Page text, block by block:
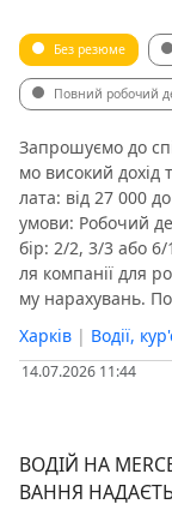
Без резюме
Повний робочий
​Запрошуємо до
мо високий дохід
лата: від 27 000
умови: ​Робочий
бір: 2/2, 3/3 або
ля компанії для
му нарахувань.
Харків | Водії,
14.07.2026 11:44
ВОДІЙ НА
ВАННЯ